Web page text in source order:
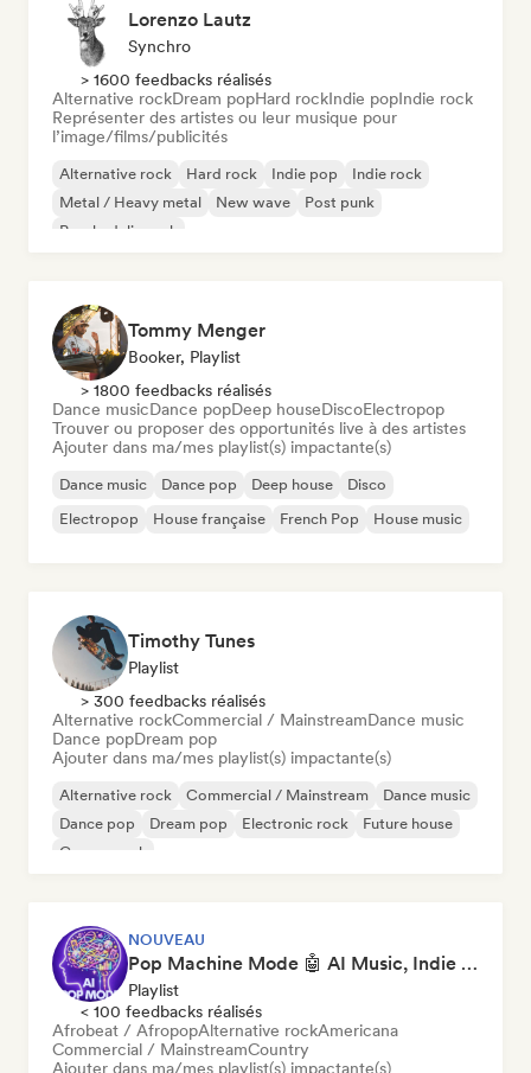
Lorenzo Lautz
Synchro
> 1600 feedbacks réalisés
Alternative rockDream popHard rockIndie popIndie rock
Représenter des artistes ou leur musique pour
l’image/films/publicités
Alternative rock Hard rock Indie pop
Indie rock
Metal / Heavy metal
New wave
Post punk
Psychedelic rock
Tommy Menger
Booker, Playlist
> 1800 feedbacks réalisés
Dance musicDance popDeep houseDiscoElectropop
Trouver ou proposer des opportunités live à des artistes
Ajouter dans ma/mes playlist(s) impactante(s)
Dance music Dance pop Deep house
Disco
Electropop
House française French Pop House music
Timothy Tunes
Playlist
> 300 feedbacks réalisés
Alternative rockCommercial / MainstreamDance music
Dance popDream pop
Ajouter dans ma/mes playlist(s) impactante(s)
Alternative rock Commercial / Mainstream
Dance music
Dance pop
Dream pop Electronic rock
Future house
Garage rock
NOUVEAU
Pop Machine Mode 🤖 AI Music, Indie Pop & Dream Pop
Playlist
< 100 feedbacks réalisés
Afrobeat / AfropopAlternative rockAmericana
Commercial / MainstreamCountry
Ajouter dans ma/mes playlist(s) impactante(s)